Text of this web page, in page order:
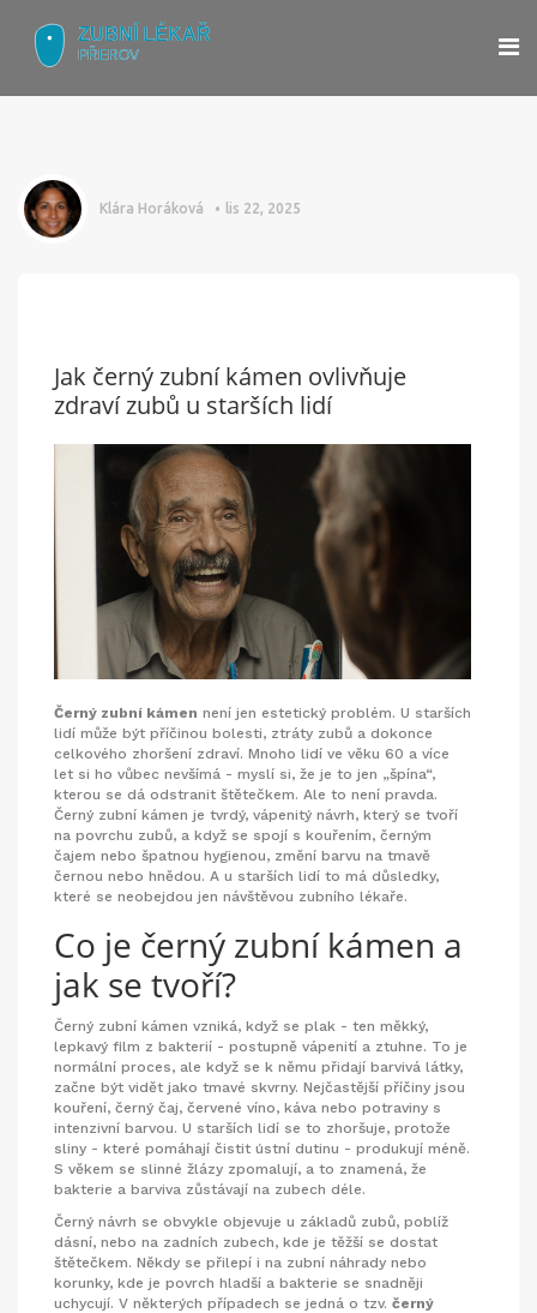
Klára Horáková lis 22, 2025
Jak černý zubní kámen ovlivňuje
zdraví zubů u starších lidí
Černý zubní kámen není jen estetický problém. U starších
lidí může být příčinou bolesti, ztráty zubů a dokonce
celkového zhoršení zdraví. Mnoho lidí ve věku 60 a více
let si ho vůbec nevšímá - myslí si, že je to jen „špína“,
kterou se dá odstranit štětečkem. Ale to není pravda.
Černý zubní kámen je tvrdý, vápenitý návrh, který se tvoří
na povrchu zubů, a když se spojí s kouřením, černým
čajem nebo špatnou hygienou, změní barvu na tmavě
černou nebo hnědou. A u starších lidí to má důsledky,
které se neobejdou jen návštěvou zubního lékaře.
Co je černý zubní kámen a
jak se tvoří?
Černý zubní kámen vzniká, když se plak - ten měkký,
lepkavý film z bakterií - postupně vápenití a ztuhne. To je
normální proces, ale když se k němu přidají barvivá látky,
začne být vidět jako tmavé skvrny. Nejčastější příčiny jsou
kouření, černý čaj, červené víno, káva nebo potraviny s
intenzivní barvou. U starších lidí se to zhoršuje, protože
sliny - které pomáhají čistit ústní dutinu - produkují méně.
S věkem se slinné žlázy zpomalují, a to znamená, že
bakterie a barviva zůstávají na zubech déle.
Černý návrh se obvykle objevuje u základů zubů, poblíž
dásní, nebo na zadních zubech, kde je těžší se dostat
štětečkem. Někdy se přilepí i na zubní náhrady nebo
korunky, kde je povrch hladší a bakterie se snadněji
uchycují. V některých případech se jedná o tzv. černý